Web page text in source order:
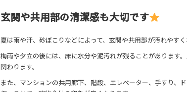
玄関や共用部の清潔感も大切です
夏は雨や汗、砂ぼこりなどによって、玄関や共用部が汚れやすく
梅雨や夕立の後には、床に水分や泥汚れが残ることがあります
関わります。
また、マンションの共用廊下、階段、エレベーター、手すり、